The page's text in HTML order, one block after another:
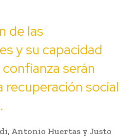
de las
y su capacidad
serán
recuperación social
Antonio Huertas y Justo